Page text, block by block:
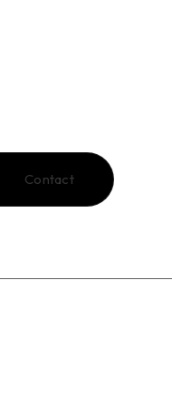
Contact